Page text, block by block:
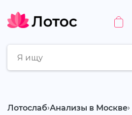
Лотослаб›Анализы в Москве›